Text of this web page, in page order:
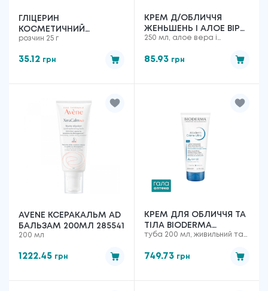
ГЛІЦЕРИН
КОСМЕТИЧНИЙ
КРАСОТА І ЗДОРОВ'Я, 25
розчин 25 г
35.12 грн
КРЕМ Д/ОБЛИЧЧЯ
ЖЕНЬШЕНЬ І АЛОЕ ВІРА
250МЛ ДД
250 мл, алое вера і
85.93 грн
AVENE КСЕРАКАЛЬМ AD
БАЛЬЗАМ 200МЛ 285541
200 мл
1222.45 грн
КРЕМ ДЛЯ ОБЛИЧЧЯ ТА
ТІЛА BIODERMA
ATODERM ULTRA ДЛЯ
ЧУТЛИВОЇ ШКІРИ, 200
туба 200 мл, живильний та
749.73 грн